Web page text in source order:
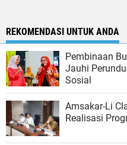
REKOMENDASI UNTUK ANDA
Pembinaan
Jauhi
Sosial
Amsakar-Li
Realisasi